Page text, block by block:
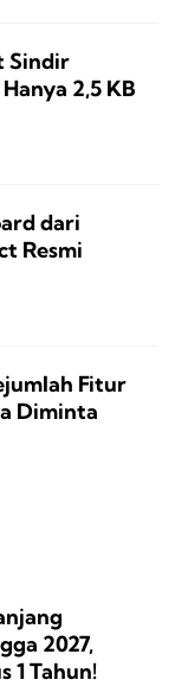
Sindir
2,5 KB
dari
Resmi
Fitur
Diminta
2027,
1 Tahun!